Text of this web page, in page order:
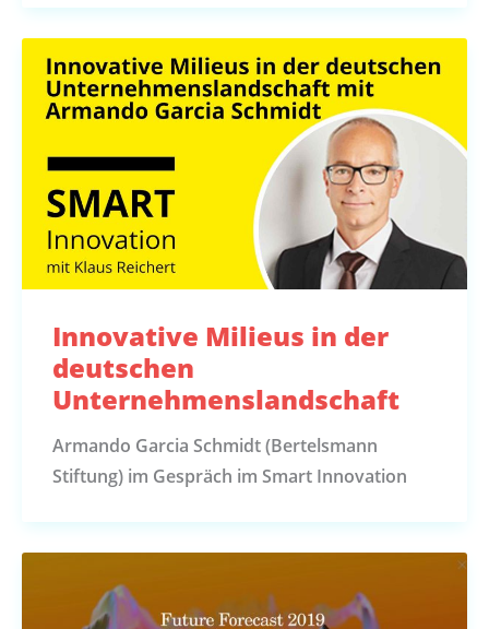
Innovative Milieus in der
deutschen
Unternehmenslandschaft
Armando Garcia Schmidt (Bertelsmann
Stiftung) im Gespräch im Smart Innovation